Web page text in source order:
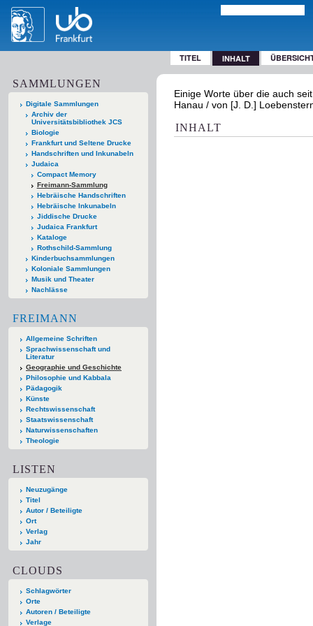
TITEL INHALT
SAMMLUNGEN
Digitale Sammlungen
Archiv der
Universitätsbibliothek JCS
Biologie
Frankfurt und Seltene Drucke
Handschriften und Inkunabeln
Judaica
Compact Memory
Freimann-Sammlung
Hebräische Handschriften
Hebräische Inkunabeln
Jiddische Drucke
Judaica Frankfurt
Kataloge
Rothschild-Sammlung
Kinderbuchsammlungen
Koloniale Sammlungen
Musik und Theater
Nachlässe
FREIMANN
Allgemeine Schriften
Sprachwissenschaft und
Literatur
Geographie und Geschichte
Philosophie und Kabbala
Pädagogik
Künste
Rechtswissenschaft
Staatswissenschaft
Naturwissenschaften
Theologie
LISTEN
Neuzugänge
Titel
Autor / Beteiligte
Ort
Verlag
Jahr
CLOUDS
Schlagwörter
Orte
Autoren / Beteiligte
Verlage
Einige Worte über die auch
Hanau / von [J. D.]
INHALT